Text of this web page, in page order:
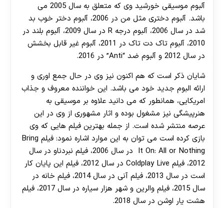
آلبوم موسیقی خورشید وی که متعلق به سال 2005 می
باشد. آلبوم دختری مثل من در 2006، آلبوم دختر خوب بد
شد در سال 2006، آلبوم درجه R در سال 2009، آلبوم بلند در
2010، آلبوم تاک دت تاک در 2011، آلبوم غیر قابل بخشش
در سال 2012 و آلبوم ضد “Anti” در 2016.
شایان ذکر است که هم اکنون نیز وی در حال جمع اوری و
ارائه البوم جدید خود می باشد. این خواننده معروف و جذاب
امریکایی، همانطور که می دانید علاوه بر موسیقی به
هنرپیشگی نیز مشغول بوده و اثار مشهوری از وی در این
عرصه منتشر شده است. از جمله بهترین فیلم هایی که وی
بازی کرده است می توان به این موارد اشاره نمود: فیلم Bring
It On: All or Nothing در سال 2006، فیلم نبردناو در سال
2012، فیلم Coldplay Live در سال 2012، فیلم این پایان کار
است در سال 2013، فیلم آنی در سال 2014، فیلم خانه در
سال 2015، فیلم والرین و شهر هزار سیاره در سال 2017، فیلم
هشت یار اوشن در سال 2018.